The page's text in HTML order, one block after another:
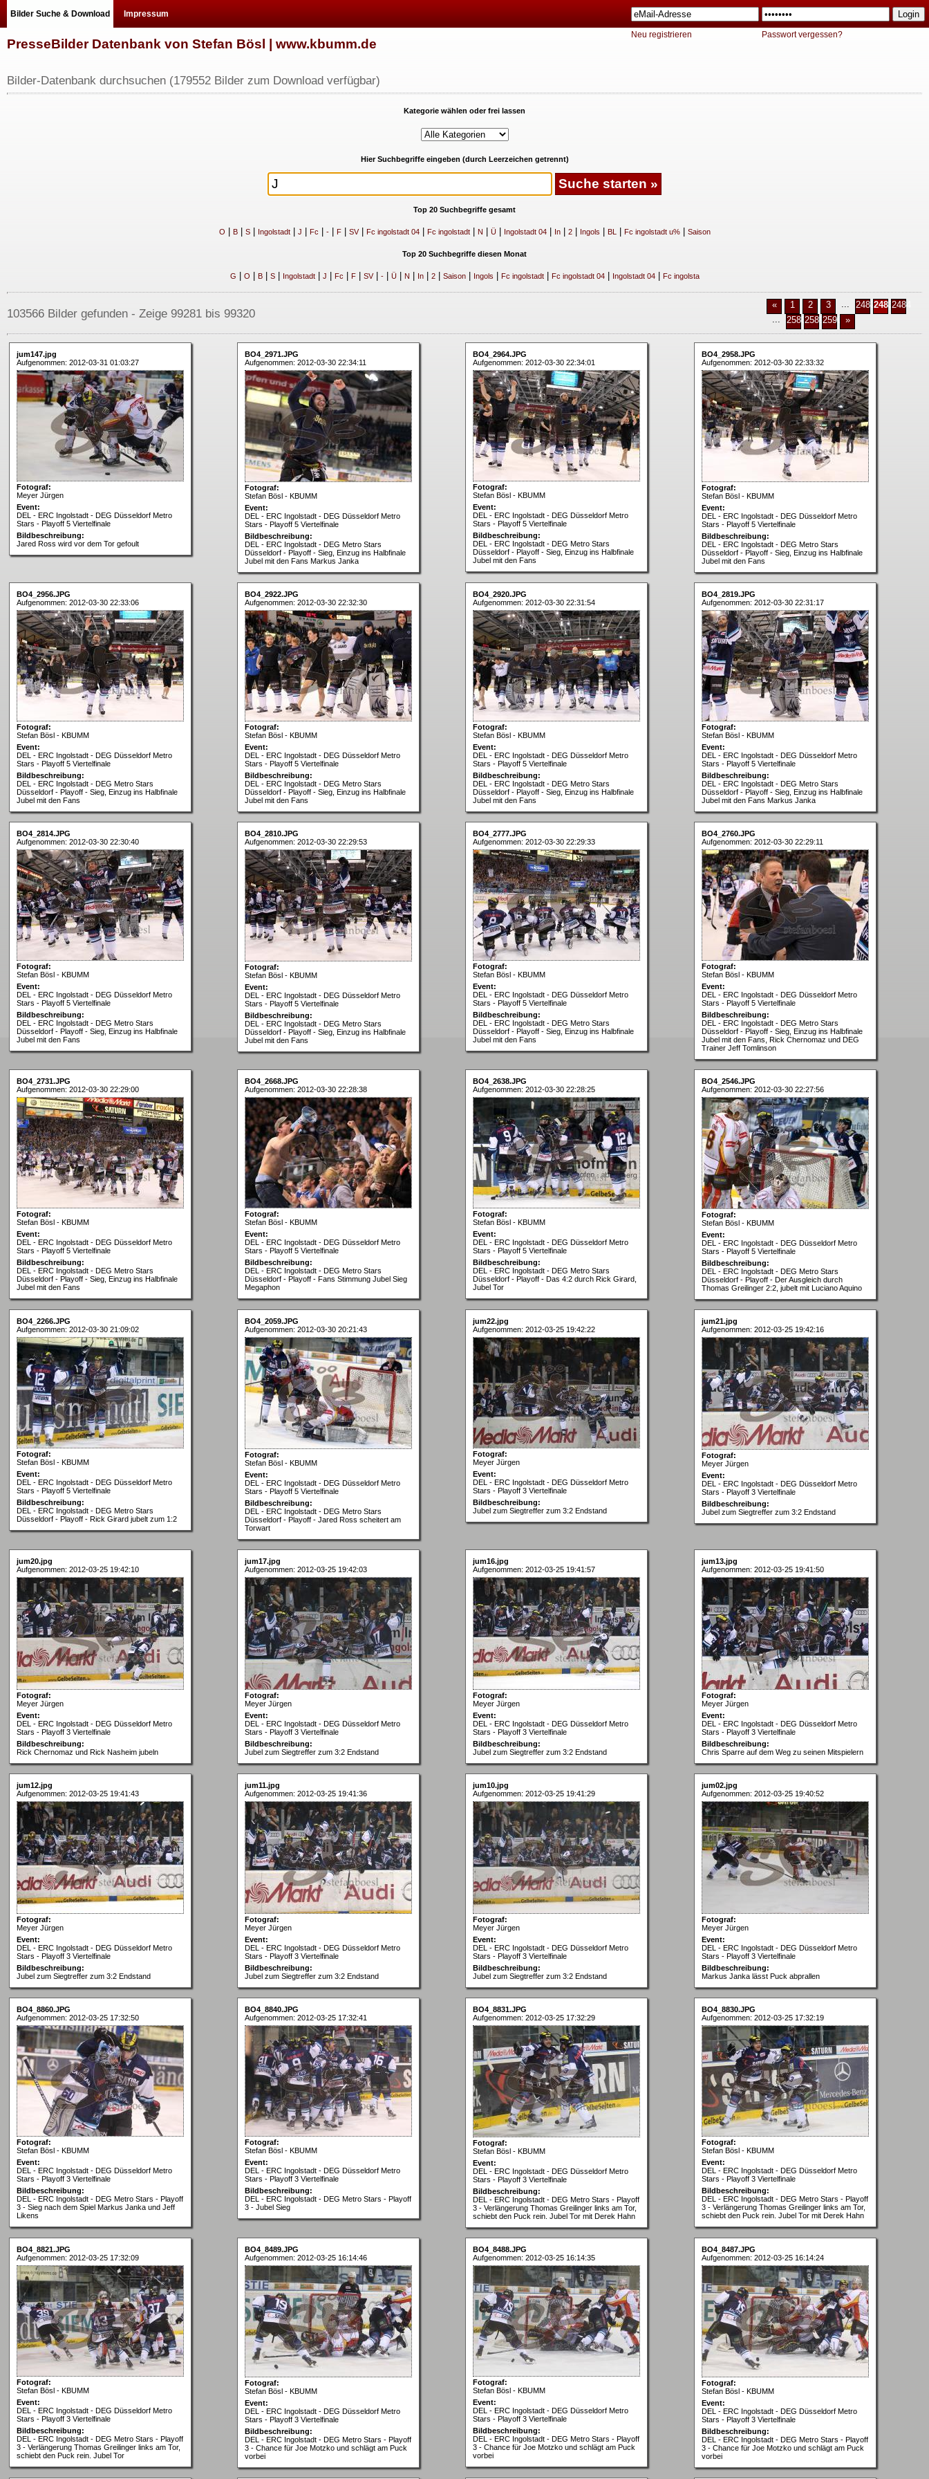
Bilder Suche & Download Impressum
Neu registrieren Passwort vergessen?
PresseBilder Datenbank von Stefan Bösl | www.kbumm.de
Bilder-Datenbank durchsuchen (179552 Bilder zum Download verfügbar)
Kategorie wählen oder frei lassen
Hier Suchbegriffe eingeben (durch Leerzeichen getrennt)
Top 20 Suchbegriffe gesamt
O B| S| Ingolstadt| J Fc -| F| SV| Fc ingolstadt 04| Fc ingolstadt| N Ü Ingolstadt 04| In| 2| Ingols BL | Fc ingolstadt u%| Saison
Top 20 Suchbegriffe diesen Monat
G O B| S| Ingolstadt| J Fc F| SV| -| Ü| N In| 2| Saison| Ingols Fc ingolstadt| Fc ingolstadt 04| Ingolstadt 04| Fc ingolsta
103566 Bilder gefunden - Zeige 99281 bis 99320
« 1 2 3 248224832484
258825892590 »
jum147.jpg
Aufgenommen: 2012-03-31 01:03:27
Fotograf:
Meyer Jürgen
Event:
DEL - ERC Ingolstadt - DEG Düsseldorf Metro
Stars - Playoff 5 Viertelfinale
Bildbeschreibung:
Jared Ross wird vor dem Tor gefoult
BO4_2971.JPG
Aufgenommen: 2012-03-30 22:34:11
Fotograf:
Stefan Bösl - KBUMM
Event:
DEL - ERC Ingolstadt - DEG Düsseldorf Metro
Stars - Playoff 5 Viertelfinale
Bildbeschreibung:
DEL - ERC Ingolstadt - DEG Metro Stars
Düsseldorf - Playoff - Sieg, Einzug ins Halbfinale
Jubel mit den Fans Markus Janka
BO4_2964.JPG
Aufgenommen: 2012-03-30 22:34:01
Fotograf:
Stefan Bösl - KBUMM
Event:
DEL - ERC Ingolstadt - DEG Düsseldorf Metro
Stars - Playoff 5 Viertelfinale
Bildbeschreibung:
DEL - ERC Ingolstadt - DEG Metro Stars
Düsseldorf - Playoff - Sieg, Einzug ins Halbfinale
Jubel mit den Fans
BO4_2958.JPG
Aufgenommen: 2012-03-30 22:33:32
Fotograf:
Stefan Bösl - KBUMM
Event:
DEL - ERC Ingolstadt - DEG Düsseldorf Metro
Stars - Playoff 5 Viertelfinale
Bildbeschreibung:
DEL - ERC Ingolstadt - DEG Metro Stars
Düsseldorf - Playoff - Sieg, Einzug ins Halbfinale
Jubel mit den Fans
BO4_2956.JPG
Aufgenommen: 2012-03-30 22:33:06
Fotograf:
Stefan Bösl - KBUMM
Event:
DEL - ERC Ingolstadt - DEG Düsseldorf Metro
Stars - Playoff 5 Viertelfinale
Bildbeschreibung:
DEL - ERC Ingolstadt - DEG Metro Stars
Düsseldorf - Playoff - Sieg, Einzug ins Halbfinale
Jubel mit den Fans
BO4_2922.JPG
Aufgenommen: 2012-03-30 22:32:30
Fotograf:
Stefan Bösl - KBUMM
Event:
DEL - ERC Ingolstadt - DEG Düsseldorf Metro
Stars - Playoff 5 Viertelfinale
Bildbeschreibung:
DEL - ERC Ingolstadt - DEG Metro Stars
Düsseldorf - Playoff - Sieg, Einzug ins Halbfinale
Jubel mit den Fans
BO4_2920.JPG
Aufgenommen: 2012-03-30 22:31:54
Fotograf:
Stefan Bösl - KBUMM
Event:
DEL - ERC Ingolstadt - DEG Düsseldorf Metro
Stars - Playoff 5 Viertelfinale
Bildbeschreibung:
DEL - ERC Ingolstadt - DEG Metro Stars
Düsseldorf - Playoff - Sieg, Einzug ins Halbfinale
Jubel mit den Fans
BO4_2819.JPG
Aufgenommen: 2012-03-30 22:31:17
Fotograf:
Stefan Bösl - KBUMM
Event:
DEL - ERC Ingolstadt - DEG Düsseldorf Metro
Stars - Playoff 5 Viertelfinale
Bildbeschreibung:
DEL - ERC Ingolstadt - DEG Metro Stars
Düsseldorf - Playoff - Sieg, Einzug ins Halbfinale
Jubel mit den Fans Markus Janka
BO4_2814.JPG
Aufgenommen: 2012-03-30 22:30:40
Fotograf:
Stefan Bösl - KBUMM
Event:
DEL - ERC Ingolstadt - DEG Düsseldorf Metro
Stars - Playoff 5 Viertelfinale
Bildbeschreibung:
DEL - ERC Ingolstadt - DEG Metro Stars
Düsseldorf - Playoff - Sieg, Einzug ins Halbfinale
Jubel mit den Fans
BO4_2810.JPG
Aufgenommen: 2012-03-30 22:29:53
Fotograf:
Stefan Bösl - KBUMM
Event:
DEL - ERC Ingolstadt - DEG Düsseldorf Metro
Stars - Playoff 5 Viertelfinale
Bildbeschreibung:
DEL - ERC Ingolstadt - DEG Metro Stars
Düsseldorf - Playoff - Sieg, Einzug ins Halbfinale
Jubel mit den Fans
BO4_2777.JPG
Aufgenommen: 2012-03-30 22:29:33
Fotograf:
Stefan Bösl - KBUMM
Event:
DEL - ERC Ingolstadt - DEG Düsseldorf Metro
Stars - Playoff 5 Viertelfinale
Bildbeschreibung:
DEL - ERC Ingolstadt - DEG Metro Stars
Düsseldorf - Playoff - Sieg, Einzug ins Halbfinale
Jubel mit den Fans
BO4_2760.JPG
Aufgenommen: 2012-03-30 22:29:11
Fotograf:
Stefan Bösl - KBUMM
Event:
DEL - ERC Ingolstadt - DEG Düsseldorf Metro
Stars - Playoff 5 Viertelfinale
Bildbeschreibung:
DEL - ERC Ingolstadt - DEG Metro Stars
Düsseldorf - Playoff - Sieg, Einzug ins Halbfinale
Jubel mit den Fans, Rick Chernomaz und DEG
Trainer Jeff Tomlinson
BO4_2731.JPG
Aufgenommen: 2012-03-30 22:29:00
Fotograf:
Stefan Bösl - KBUMM
Event:
DEL - ERC Ingolstadt - DEG Düsseldorf Metro
Stars - Playoff 5 Viertelfinale
Bildbeschreibung:
DEL - ERC Ingolstadt - DEG Metro Stars
Düsseldorf - Playoff - Sieg, Einzug ins Halbfinale
Jubel mit den Fans
BO4_2668.JPG
Aufgenommen: 2012-03-30 22:28:38
Fotograf:
Stefan Bösl - KBUMM
Event:
DEL - ERC Ingolstadt - DEG Düsseldorf Metro
Stars - Playoff 5 Viertelfinale
Bildbeschreibung:
DEL - ERC Ingolstadt - DEG Metro Stars
Düsseldorf - Playoff - Fans Stimmung Jubel Sieg
Megaphon
BO4_2638.JPG
Aufgenommen: 2012-03-30 22:28:25
Fotograf:
Stefan Bösl - KBUMM
Event:
DEL - ERC Ingolstadt - DEG Düsseldorf Metro
Stars - Playoff 5 Viertelfinale
Bildbeschreibung:
DEL - ERC Ingolstadt - DEG Metro Stars
Düsseldorf - Playoff - Das 4:2 durch Rick Girard,
Jubel Tor
BO4_2546.JPG
Aufgenommen: 2012-03-30 22:27:56
Fotograf:
Stefan Bösl - KBUMM
Event:
DEL - ERC Ingolstadt - DEG Düsseldorf Metro
Stars - Playoff 5 Viertelfinale
Bildbeschreibung:
DEL - ERC Ingolstadt - DEG Metro Stars
Düsseldorf - Playoff - Der Ausgleich durch
Thomas Greilinger 2:2, jubelt mit Luciano Aquino
BO4_2266.JPG
Aufgenommen: 2012-03-30 21:09:02
Fotograf:
Stefan Bösl - KBUMM
Event:
DEL - ERC Ingolstadt - DEG Düsseldorf Metro
Stars - Playoff 5 Viertelfinale
Bildbeschreibung:
DEL - ERC Ingolstadt - DEG Metro Stars
Düsseldorf - Playoff - Rick Girard jubelt zum 1:2
BO4_2059.JPG
Aufgenommen: 2012-03-30 20:21:43
Fotograf:
Stefan Bösl - KBUMM
Event:
DEL - ERC Ingolstadt - DEG Düsseldorf Metro
Stars - Playoff 5 Viertelfinale
Bildbeschreibung:
DEL - ERC Ingolstadt - DEG Metro Stars
Düsseldorf - Playoff - Jared Ross scheitert am
Torwart
jum22.jpg
Aufgenommen: 2012-03-25 19:42:22
Fotograf:
Meyer Jürgen
Event:
DEL - ERC Ingolstadt - DEG Düsseldorf Metro
Stars - Playoff 3 Viertelfinale
Bildbeschreibung:
Jubel zum Siegtreffer zum 3:2 Endstand
jum21.jpg
Aufgenommen: 2012-03-25 19:42:16
Fotograf:
Meyer Jürgen
Event:
DEL - ERC Ingolstadt - DEG Düsseldorf Metro
Stars - Playoff 3 Viertelfinale
Bildbeschreibung:
Jubel zum Siegtreffer zum 3:2 Endstand
jum20.jpg
Aufgenommen: 2012-03-25 19:42:10
Fotograf:
Meyer Jürgen
Event:
DEL - ERC Ingolstadt - DEG Düsseldorf Metro
Stars - Playoff 3 Viertelfinale
Bildbeschreibung:
Rick Chernomaz und Rick Nasheim jubeln
jum17.jpg
Aufgenommen: 2012-03-25 19:42:03
Fotograf:
Meyer Jürgen
Event:
DEL - ERC Ingolstadt - DEG Düsseldorf Metro
Stars - Playoff 3 Viertelfinale
Bildbeschreibung:
Jubel zum Siegtreffer zum 3:2 Endstand
jum16.jpg
Aufgenommen: 2012-03-25 19:41:57
Fotograf:
Meyer Jürgen
Event:
DEL - ERC Ingolstadt - DEG Düsseldorf Metro
Stars - Playoff 3 Viertelfinale
Bildbeschreibung:
Jubel zum Siegtreffer zum 3:2 Endstand
jum13.jpg
Aufgenommen: 2012-03-25 19:41:50
Fotograf:
Meyer Jürgen
Event:
DEL - ERC Ingolstadt - DEG Düsseldorf Metro
Stars - Playoff 3 Viertelfinale
Bildbeschreibung:
Chris Sparre auf dem Weg zu seinen Mitspielern
jum12.jpg
Aufgenommen: 2012-03-25 19:41:43
Fotograf:
Meyer Jürgen
Event:
DEL - ERC Ingolstadt - DEG Düsseldorf Metro
Stars - Playoff 3 Viertelfinale
Bildbeschreibung:
Jubel zum Siegtreffer zum 3:2 Endstand
jum11.jpg
Aufgenommen: 2012-03-25 19:41:36
Fotograf:
Meyer Jürgen
Event:
DEL - ERC Ingolstadt - DEG Düsseldorf Metro
Stars - Playoff 3 Viertelfinale
Bildbeschreibung:
Jubel zum Siegtreffer zum 3:2 Endstand
jum10.jpg
Aufgenommen: 2012-03-25 19:41:29
Fotograf:
Meyer Jürgen
Event:
DEL - ERC Ingolstadt - DEG Düsseldorf Metro
Stars - Playoff 3 Viertelfinale
Bildbeschreibung:
Jubel zum Siegtreffer zum 3:2 Endstand
jum02.jpg
Aufgenommen: 2012-03-25 19:40:52
Fotograf:
Meyer Jürgen
Event:
DEL - ERC Ingolstadt - DEG Düsseldorf Metro
Stars - Playoff 3 Viertelfinale
Bildbeschreibung:
Markus Janka lässt Puck abprallen
BO4_8860.JPG
Aufgenommen: 2012-03-25 17:32:50
Fotograf:
Stefan Bösl - KBUMM
Event:
DEL - ERC Ingolstadt - DEG Düsseldorf Metro
Stars - Playoff 3 Viertelfinale
Bildbeschreibung:
DEL - ERC Ingolstadt - DEG Metro Stars - Playoff
3 - Sieg nach dem Spiel Markus Janka und Jeff
Likens
BO4_8840.JPG
Aufgenommen: 2012-03-25 17:32:41
Fotograf:
Stefan Bösl - KBUMM
Event:
DEL - ERC Ingolstadt - DEG Düsseldorf Metro
Stars - Playoff 3 Viertelfinale
Bildbeschreibung:
DEL - ERC Ingolstadt - DEG Metro Stars - Playoff
3 - Jubel Sieg
BO4_8831.JPG
Aufgenommen: 2012-03-25 17:32:29
Fotograf:
Stefan Bösl - KBUMM
Event:
DEL - ERC Ingolstadt - DEG Düsseldorf Metro
Stars - Playoff 3 Viertelfinale
Bildbeschreibung:
DEL - ERC Ingolstadt - DEG Metro Stars - Playoff
3 - Verlängerung Thomas Greilinger links am Tor,
schiebt den Puck rein. Jubel Tor mit Derek Hahn
BO4_8830.JPG
Aufgenommen: 2012-03-25 17:32:19
Fotograf:
Stefan Bösl - KBUMM
Event:
DEL - ERC Ingolstadt - DEG Düsseldorf Metro
Stars - Playoff 3 Viertelfinale
Bildbeschreibung:
DEL - ERC Ingolstadt - DEG Metro Stars - Playoff
3 - Verlängerung Thomas Greilinger links am Tor,
schiebt den Puck rein. Jubel Tor mit Derek Hahn
BO4_8821.JPG
Aufgenommen: 2012-03-25 17:32:09
Fotograf:
Stefan Bösl - KBUMM
Event:
DEL - ERC Ingolstadt - DEG Düsseldorf Metro
Stars - Playoff 3 Viertelfinale
Bildbeschreibung:
DEL - ERC Ingolstadt - DEG Metro Stars - Playoff
3 - Verlängerung Thomas Greilinger links am Tor,
schiebt den Puck rein. Jubel Tor
BO4_8489.JPG
Aufgenommen: 2012-03-25 16:14:46
Fotograf:
Stefan Bösl - KBUMM
Event:
DEL - ERC Ingolstadt - DEG Düsseldorf Metro
Stars - Playoff 3 Viertelfinale
Bildbeschreibung:
DEL - ERC Ingolstadt - DEG Metro Stars - Playoff
3 - Chance für Joe Motzko und schlägt am Puck
vorbei
BO4_8488.JPG
Aufgenommen: 2012-03-25 16:14:35
Fotograf:
Stefan Bösl - KBUMM
Event:
DEL - ERC Ingolstadt - DEG Düsseldorf Metro
Stars - Playoff 3 Viertelfinale
Bildbeschreibung:
DEL - ERC Ingolstadt - DEG Metro Stars - Playoff
3 - Chance für Joe Motzko und schlägt am Puck
vorbei
BO4_8487.JPG
Aufgenommen: 2012-03-25 16:14:24
Fotograf:
Stefan Bösl - KBUMM
Event:
DEL - ERC Ingolstadt - DEG Düsseldorf Metro
Stars - Playoff 3 Viertelfinale
Bildbeschreibung:
DEL - ERC Ingolstadt - DEG Metro Stars - Playoff
3 - Chance für Joe Motzko und schlägt am Puck
vorbei